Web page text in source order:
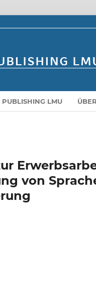
LMU
von